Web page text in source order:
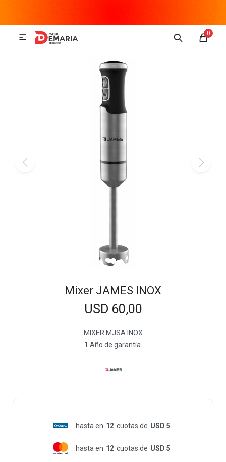
0

Mixer JAMES INOX
USD 60,00
MIXER MJSA INOX
1 Año de garantía.
hasta en 12 cuotas de USD 5
hasta en 12 cuotas de USD 5
Imagen y Sonido Hogar
Televisores y accesorios